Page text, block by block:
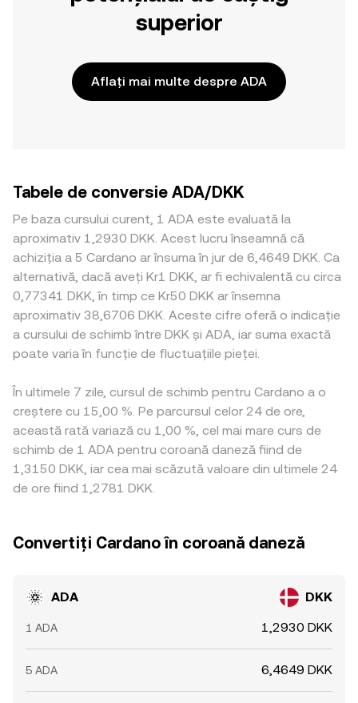
superior
Aflați mai multe despre ADA
Tabele de conversie ADA/DKK
Pe baza cursului curent, 1 ADA este evaluată la
aproximativ 1,2930 DKK. Acest lucru înseamnă că
achiziția a 5 Cardano ar însuma în jur de 6,4649 DKK. Ca
alternativă, dacă aveți Kr1 DKK, ar fi echivalentă cu circa
0,77341 DKK, în timp ce Kr50 DKK ar însemna
aproximativ 38,6706 DKK. Aceste cifre oferă o indicație
a cursului de schimb între DKK și ADA, iar suma exactă
poate varia în funcție de fluctuațiile pieței.
În ultimele 7 zile, cursul de schimb pentru Cardano a o
creștere cu 15,00 %. Pe parcursul celor 24 de ore,
această rată variază cu 1,00 %, cel mai mare curs de
schimb de 1 ADA pentru coroană daneză fiind de
1,3150 DKK, iar cea mai scăzută valoare din ultimele 24
de ore fiind 1,2781 DKK.
Convertiți Cardano în coroană daneză
ADA DKK
1 ADA 1,2930 DKK
5 ADA 6,4649 DKK